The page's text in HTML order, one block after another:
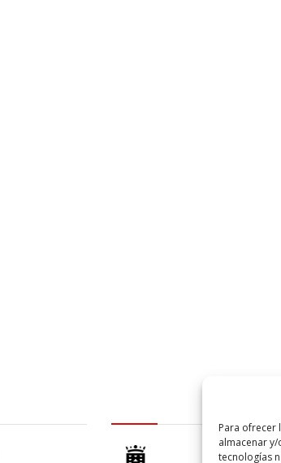
Para ofrecer
almacenar
tecnologías